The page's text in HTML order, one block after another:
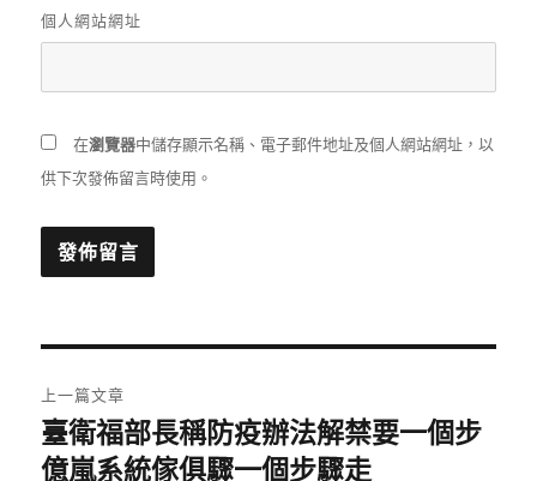
個人網站網址
在瀏覽器中儲存顯示名稱、電子郵件地址及個人網站網址，以
供下次發佈留言時使用。
章
導
上一篇文章
上
一
臺衛福部長稱防疫辦法解禁要一個步
億嵐系統傢俱驟一個步驟走